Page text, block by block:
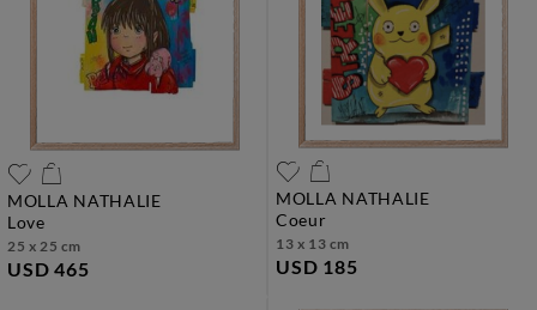
MOLLA NATHALIE
love
25 x 25 cm
USD 465
MOLLA NATHALIE
coeur
13 x 13 cm
USD 185